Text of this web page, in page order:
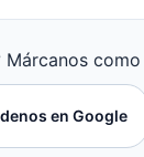
Márcanos
en Google